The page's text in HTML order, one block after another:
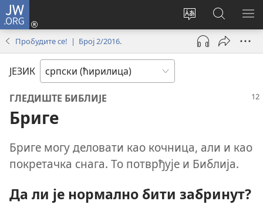
JW.ORG
Промени
језик
сајта
Пријава
(отвара
прозор)
Претрага
сајта
JW.ORG
Пробудите се! | Број 2/2016.
ЈЕЗИК
ГЛЕДИШТЕ БИБЛИЈЕ
Бриге
Бриге могу деловати као кочница, али и као
покретачка снага. То потврђује и Библија.
Да ли је нормално бити забринут?